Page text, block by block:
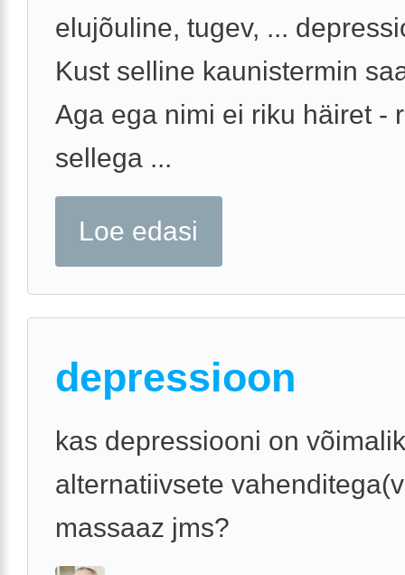
elujõuline, tugev, ...
Kust selline kaunistermin
Aga ega nimi ei riku häiret -
sellega ...
Loe edasi
depressioon
kas depressiooni on
alternatiivsete
massaaz jms?